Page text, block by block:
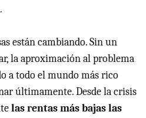
están cambiando. Sin un
la aproximación al problema
a todo el mundo más rico
últimamente. Desde la crisis
las rentas más bajas las